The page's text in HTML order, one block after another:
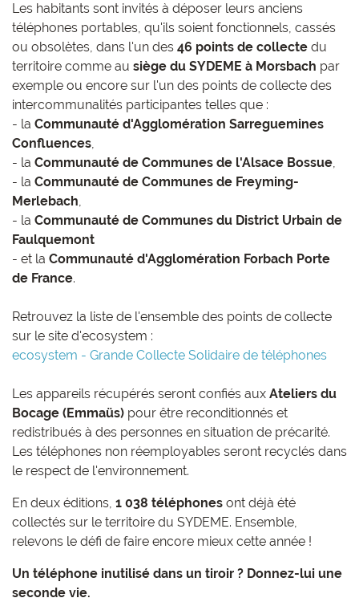
Les habitants sont invités à déposer leurs anciens
téléphones portables, qu'ils soient fonctionnels, cassés
ou obsolètes, dans l'un des 46 points de collecte du
territoire comme au siège du SYDEME à Morsbach par
exemple ou encore sur l'un des points de collecte des
intercommunalités participantes telles que :
- la Communauté d'Agglomération Sarreguemines
Confluences,
- la Communauté de Communes de l'Alsace Bossue,
- la Communauté de Communes de Freyming-
Merlebach,
- la Communauté de Communes du District Urbain de
Faulquemont
- et la Communauté d'Agglomération Forbach Porte
de France.
Retrouvez la liste de l'ensemble des points de collecte
sur le site d'ecosystem :
ecosystem - Grande Collecte Solidaire de téléphones
Les appareils récupérés seront confiés aux Ateliers du
Bocage (Emmaüs) pour être reconditionnés et
redistribués à des personnes en situation de précarité.
Les téléphones non réemployables seront recyclés dans
le respect de l'environnement.
En deux éditions, 1 038 téléphones ont déjà été
collectés sur le territoire du SYDEME. Ensemble,
relevons le défi de faire encore mieux cette année !
Un téléphone inutilisé dans un tiroir ? Donnez-lui une
seconde vie.